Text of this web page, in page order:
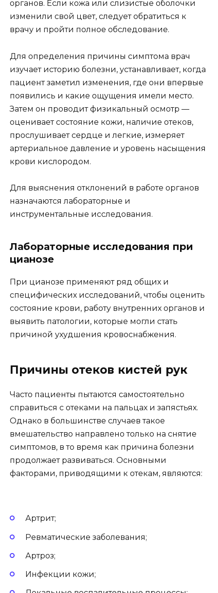
органов. Если кожа или слизистые оболочки
изменили свой цвет, следует обратиться к
врачу и пройти полное обследование.
Для определения причины симптома врач
изучает историю болезни, устанавливает, когда
пациент заметил изменения, где они впервые
появились и какие ощущения имели место.
Затем он проводит физикальный осмотр —
оценивает состояние кожи, наличие отеков,
прослушивает сердце и легкие, измеряет
артериальное давление и уровень насыщения
крови кислородом.
Для выяснения отклонений в работе органов
назначаются лабораторные и
инструментальные исследования.
Лабораторные исследования при
цианозе
При цианозе применяют ряд общих и
специфических исследований, чтобы оценить
состояние крови, работу внутренних органов и
выявить патологии, которые могли стать
причиной ухудшения кровоснабжения.
Причины отеков кистей рук
Часто пациенты пытаются самостоятельно
справиться с отеками на пальцах и запястьях.
Однако в большинстве случаев такое
вмешательство направлено только на снятие
симптомов, в то время как причина болезни
продолжает развиваться. Основными
факторами, приводящими к отекам, являются:
Артрит;
Ревматические заболевания;
Артроз;
Инфекции кожи;